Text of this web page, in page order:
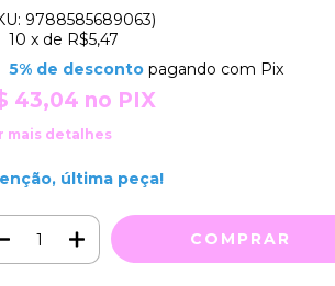
9788585689063)
10 x de R$5,47
5% de descontopagando com Pix
43,04 no PIX
mais detalhes
última peça!